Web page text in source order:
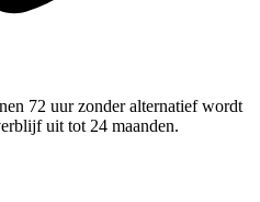
72 uur zonder alternatief wordt
uit tot 24 maanden.